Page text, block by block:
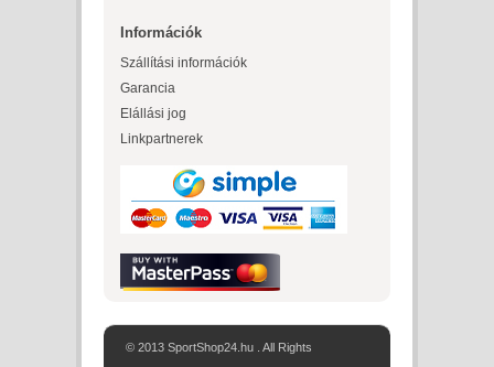
Információk
Szállítási információk
Garancia
Elállási jog
Linkpartnerek
© 2013 SportShop24.hu . All Rights